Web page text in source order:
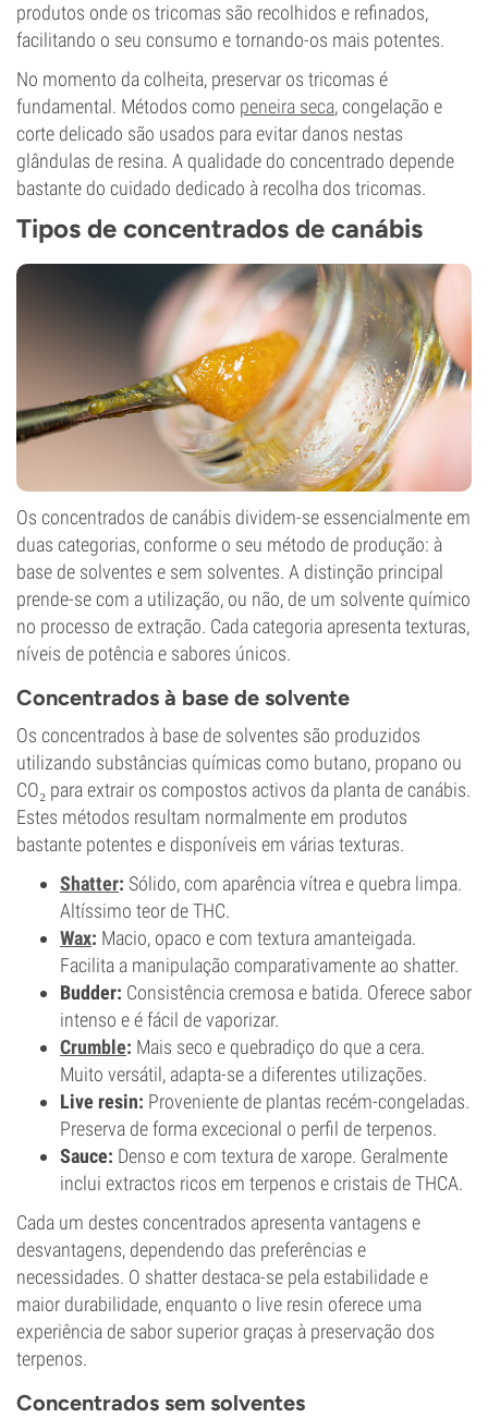
produtos onde os tricomas são recolhidos e refinados,
facilitando o seu consumo e tornando-os mais potentes.
No momento da colheita, preservar os tricomas é
fundamental. Métodos como peneira seca, congelação e
corte delicado são usados para evitar danos nestas
glândulas de resina. A qualidade do concentrado depende
bastante do cuidado dedicado à recolha dos tricomas.
Tipos de concentrados de canábis
Os concentrados de canábis dividem-se essencialmente em
duas categorias, conforme o seu método de produção: à
base de solventes e sem solventes. A distinção principal
prende-se com a utilização, ou não, de um solvente químico
no processo de extração. Cada categoria apresenta texturas,
níveis de potência e sabores únicos.
Concentrados à base de solvente
Os concentrados à base de solventes são produzidos
utilizando substâncias químicas como butano, propano ou
CO₂ para extrair os compostos activos da planta de canábis.
Estes métodos resultam normalmente em produtos
bastante potentes e disponíveis em várias texturas.
Shatter: Sólido, com aparência vítrea e quebra limpa.
Altíssimo teor de THC.
Wax: Macio, opaco e com textura amanteigada.
Facilita a manipulação comparativamente ao shatter.
Budder: Consistência cremosa e batida. Oferece sabor
intenso e é fácil de vaporizar.
Crumble: Mais seco e quebradiço do que a cera.
Muito versátil, adapta-se a diferentes utilizações.
Live resin: Proveniente de plantas recém-congeladas.
Preserva de forma excecional o perfil de terpenos.
Sauce: Denso e com textura de xarope. Geralmente
inclui extractos ricos em terpenos e cristais de THCA.
Cada um destes concentrados apresenta vantagens e
desvantagens, dependendo das preferências e
necessidades. O shatter destaca-se pela estabilidade e
maior durabilidade, enquanto o live resin oferece uma
experiência de sabor superior graças à preservação dos
terpenos.
Concentrados sem solventes